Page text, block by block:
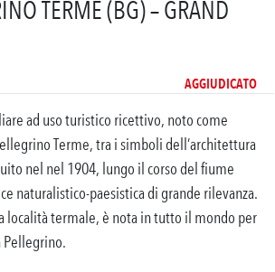
TERME (BG) – GRAND
AGGIUDICATO
ad uso turistico ricettivo, noto come
Terme, tra i simboli dell’architettura
nel nel 1904, lungo il corso del fiume
naturalistico-paesistica di grande rilevanza.
località termale, è nota in tutto il mondo per
Pellegrino.